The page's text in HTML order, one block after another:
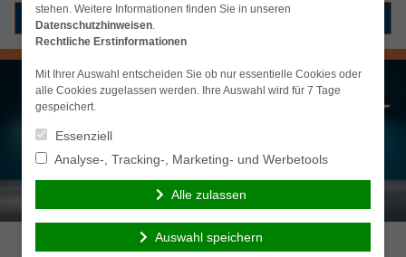
Menü
stehen. Weitere Informationen finden Sie in unseren
Datenschutzhinweisen.
Rechtliche Erstinformationen
Mit Ihrer Auswahl entscheiden Sie ob nur essentielle Cookies oder
alle Cookies zugelassen werden. Ihre Auswahl wird für 7 Tage
gespeichert.
Essenziell
Analyse-, Tracking-, Marketing- und Werbetools
Alle zulassen
Auswahl speichern